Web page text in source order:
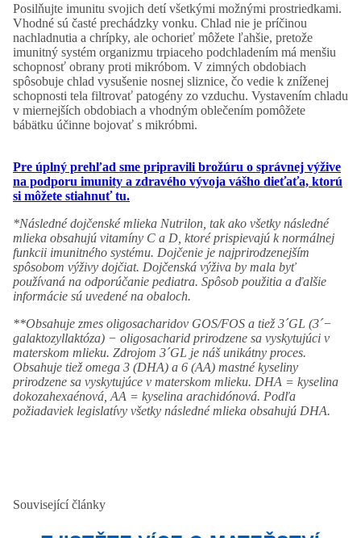
Posilňujte imunitu svojich detí všetkými možnými prostriedkami.
Vhodné sú časté prechádzky vonku. Chlad nie je príčinou
nachladnutia a chrípky, ale ochorieť môžete ľahšie, pretože
imunitný systém organizmu trpiaceho podchladením má menšiu
schopnosť obrany proti mikróbom. V zimných obdobiach
spôsobuje chlad vysušenie nosnej sliznice, čo vedie k zníženej
schopnosti tela filtrovať patogény zo vzduchu. Vystavením chladu
v miernejších obdobiach a vhodným oblečením pomôžete
bábätku účinne bojovať s mikróbmi.
Pre úplný prehľad sme pripravili brožúru o správnej výžive
na podporu imunity a zdravého vývoja vášho dieťaťa, ktorú
si môžete stiahnuť tu.
*Následné dojčenské mlieka Nutrilon, tak ako všetky následné
mlieka obsahujú vitamíny C a D, ktoré prispievajú k normálnej
funkcii imunitného systému. Dojčenie je najprirodzenejším
spôsobom výživy dojčiat. Dojčenská výživa by mala byť
používaná na odporúčanie pediatra. Spôsob použitia a ďalšie
informácie sú uvedené na obaloch.
**Obsahuje zmes oligosacharidov GOS/FOS a tiež 3´GL (3´−
galaktozyllaktóza) − oligosacharid prirodzene sa vyskytujúci v
materskom mlieku. Zdrojom 3´GL je náš unikátny proces.
Obsahuje tiež omega 3 (DHA) a 6 (AA) mastné kyseliny
prirodzene sa vyskytujúce v materskom mlieku. DHA = kyselina
dokozahexaénová, AA = kyselina arachidónová. Podľa
požiadaviek legislatívy všetky následné mlieka obsahujú DHA.
Související články